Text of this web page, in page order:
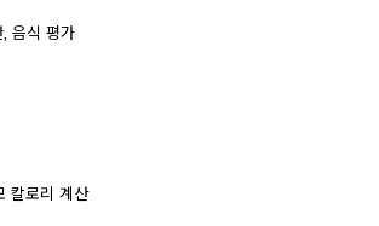
, 음식 평가
칼로리 계산